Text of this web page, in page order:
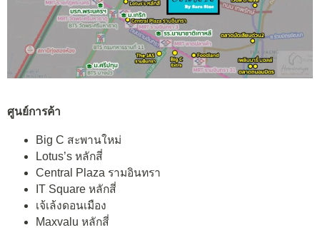
ศูนย์การค้า
Big C สะพานใหม่
Lotus’s หลักสี่
Central Plaza รามอินทรา
IT Square หลักสี่
เจ้เล้งดอนเมือง
Maxvalu หลักสี่